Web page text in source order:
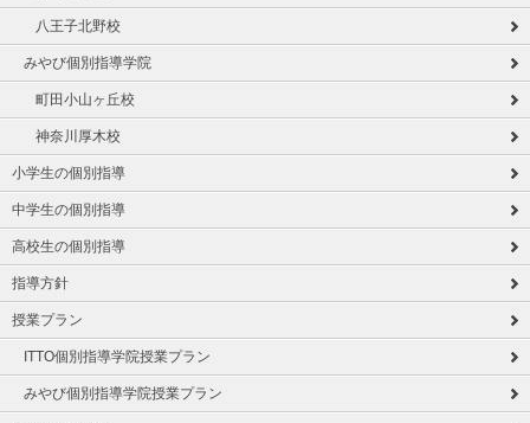
八王子北野校
みやび個別指導学院
町田小山ヶ丘校
神奈川厚木校
小学生の個別指導
中学生の個別指導
高校生の個別指導
指導方針
授業プラン
ITTO個別指導学院授業プラン
みやび個別指導学院授業プラン